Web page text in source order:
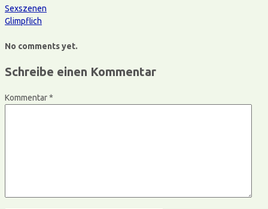
Sexszenen
Glimpflich
No comments yet.
Schreibe einen Kommentar
Kommentar*